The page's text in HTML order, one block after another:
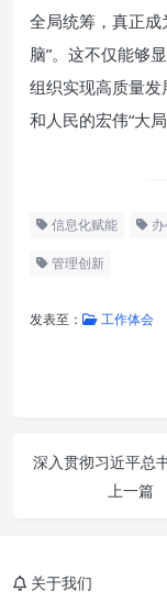
全局统筹，真正成
脑”。这不仅能够
组织实现高质量
和人民的宏伟“大局”
信息化赋能
管理创新
发表至： 工作体会
上一篇
关于我们